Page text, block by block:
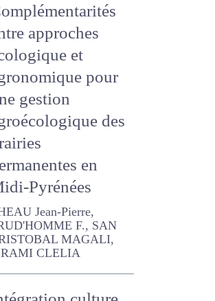
approches
et
pour
gestion
prairies
en
Midi-Pyrénées
Jean-Pierre,
F., SAN
MAGALI, SIRAMI